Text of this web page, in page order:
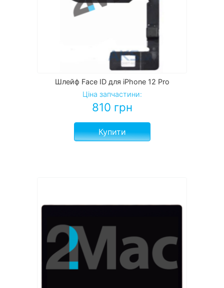
Шлейф Face ID для iPhone 12 Pro
Ціна запчастини:
810 грн
Купити